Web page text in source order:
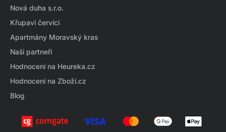
Nová duha s.r.o.
Křupaví červíci
Apartmány Moravský kras
Naši partneři
Hodnocení na Heureka.cz
Hodnocení na Zboží.cz
Blog